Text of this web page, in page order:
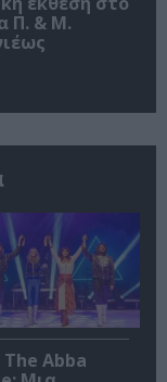
Π. & Μ.
Abba